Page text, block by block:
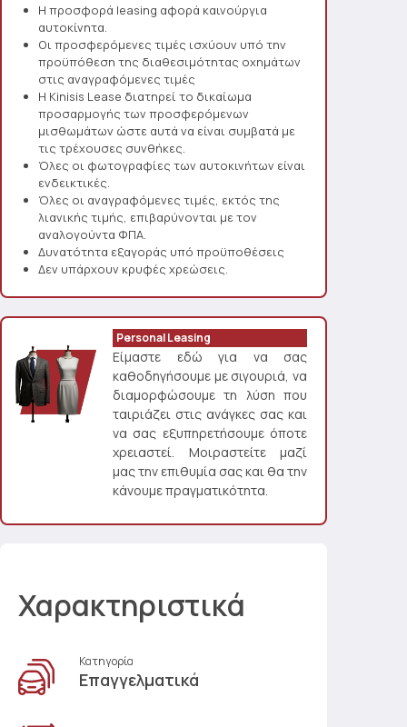
Η προσφορά leasing αφορά καινούργια
αυτοκίνητα.
Οι προσφερόμενες τιμές ισχύουν υπό την
προϋπόθεση της διαθεσιμότητας οχημάτων
στις αναγραφόμενες τιμές
Η Kinisis Lease διατηρεί το δικαίωμα
προσαρμογής των προσφερόμενων
μισθωμάτων ώστε αυτά να είναι συμβατά με
τις τρέχουσες συνθήκες.
Όλες οι φωτογραφίες των αυτοκινήτων είναι
ενδεικτικές.
Όλες οι αναγραφόμενες τιμές, εκτός της
λιανικής τιμής, επιβαρύνονται με τον
αναλογούντα ΦΠΑ.
Δυνατότητα εξαγοράς υπό προϋποθέσεις
Δεν υπάρχουν κρυφές χρεώσεις.
Personal Leasing
Είμαστε εδώ για να σας
καθοδηγήσουμε με σιγουριά, να
διαμορφώσουμε τη λύση που
ταιριάζει στις ανάγκες σας και
να σας εξυπηρετήσουμε όποτε
χρειαστεί. Μοιραστείτε μαζί
μας την επιθυμία σας και θα την
κάνουμε πραγματικότητα.
Χαρακτηριστικά
Κατηγορία
Επαγγελματικά